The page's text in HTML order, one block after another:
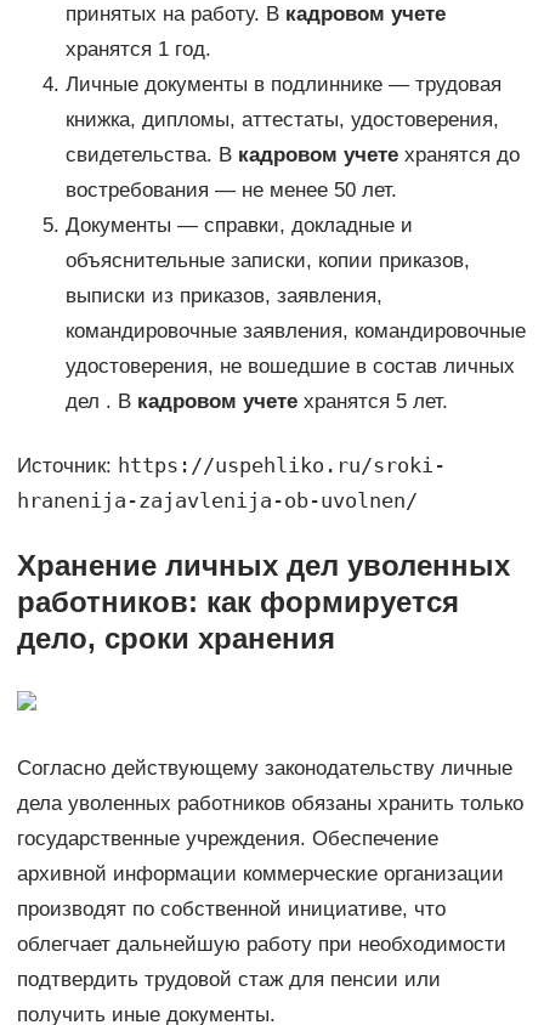
принятых на работу. В кадровом учете
хранятся 1 год.
Личные документы в подлиннике — трудовая
книжка, дипломы, аттестаты, удостоверения,
свидетельства. В кадровом учетехранятся до
востребования — не менее 50 лет.
Документы — справки, докладные и
объяснительные записки, копии приказов,
выписки из приказов, заявления,
командировочные заявления, командировочные
удостоверения, не вошедшие в состав личных
дел . В кадровом учетехранятся 5 лет.
Источник: https://uspehliko.ru/sroki-
hranenija-zajavlenija-ob-uvolnen/
Хранение личных дел уволенных
работников: как формируется
дело, сроки хранения
Согласно действующему законодательству личные
дела уволенных работников обязаны хранить только
государственные учреждения. Обеспечение
архивной информации коммерческие организации
производят по собственной инициативе, что
облегчает дальнейшую работу при необходимости
подтвердить трудовой стаж для пенсии или
получить иные документы.